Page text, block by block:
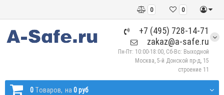
0
0
+7 (495) 728-14-71
zakaz@a-safe.ru
Пн-Пт: 10:00-18:00, Сб-Вс: Выходной
Москва, 5-й Донской пр-д, 15
строение 11
0 Tоваров, на 0 руб